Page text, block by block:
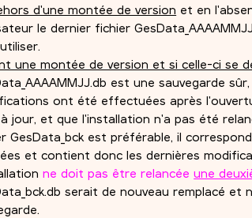
d'une montée de version et en
le dernier fichier
une montée de version et si celle-ci se
est une sauvegarde
ont été effectuées après
jour, et que l'installation n'a pas été
GesData_bck est préférable, il
et contient donc les dernières
ne doit pas être relancéeune
serait de nouveau remplacé